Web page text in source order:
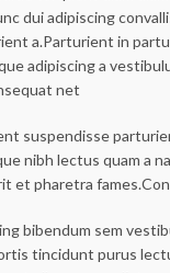
dui adipiscing
a.Parturient in
adipiscing a
net
suspendisse
nibh lectus quam a
et pharetra
bibendum sem
tincidunt purus